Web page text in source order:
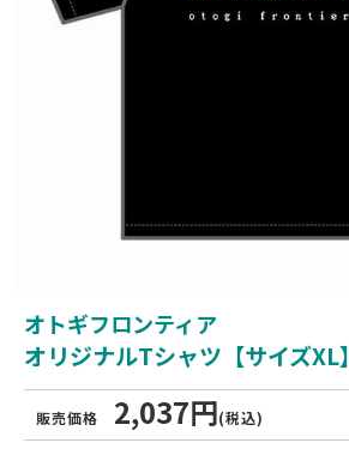
オトギフロンティア
オリジナルTシャツ【サイズXL】
販売価格 2,037円(税込)